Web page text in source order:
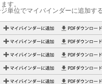
す。
単位でマイバインダーに追加す